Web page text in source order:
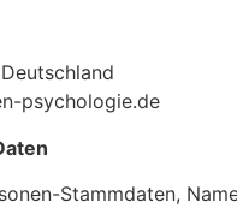
psychologie.de
Stammdaten,